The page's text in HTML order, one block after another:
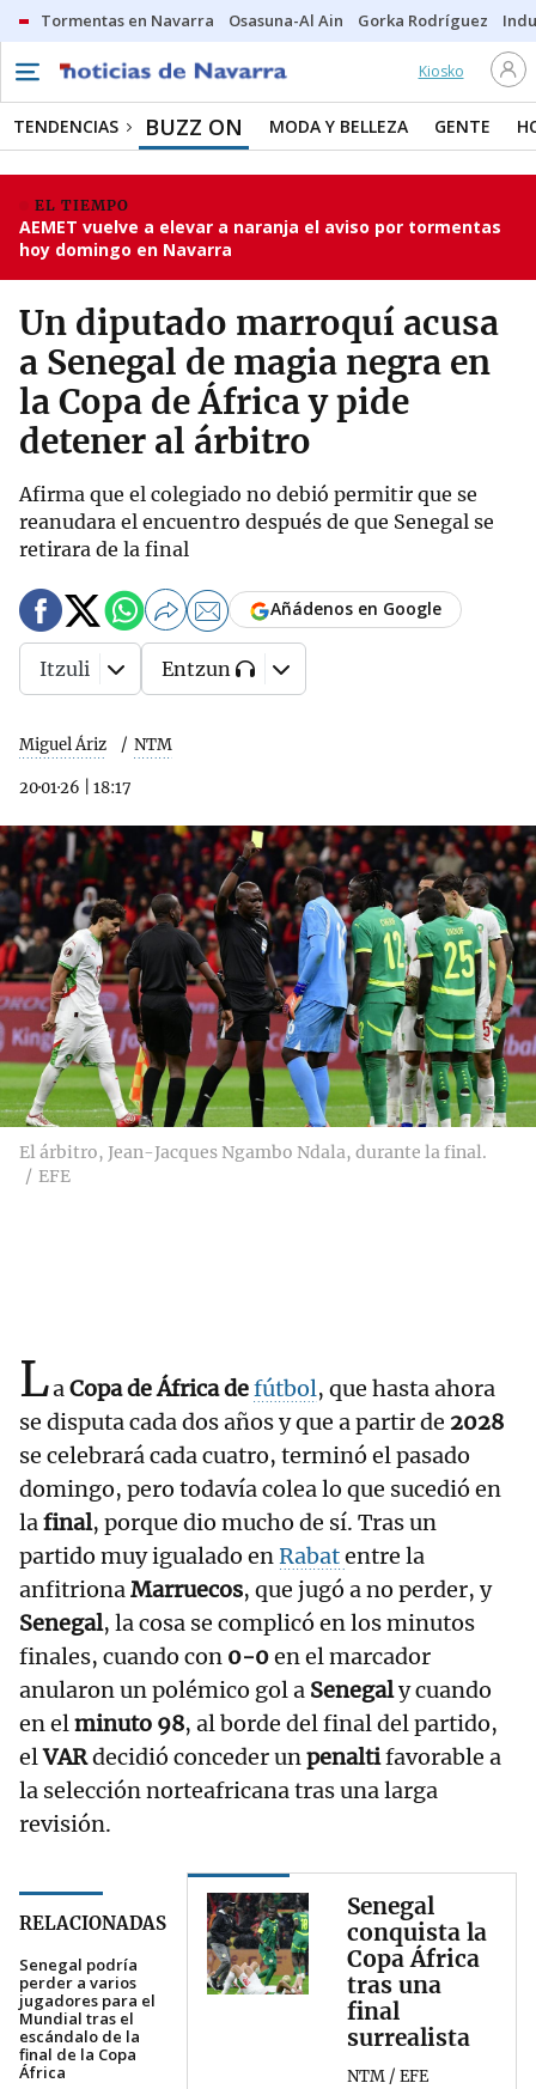
Tormentas en Navarra Osasuna-Al Ain Gorka Rodríguez
Kiosko
TENDENCIAS BUZZ ON MODA Y BELLEZA GENTE
EL TIEMPO
AEMET vuelve a elevar a naranja el aviso por tormentas
hoy domingo en Navarra
Un diputado marroquí acusa
a Senegal de magia negra en
la Copa de África y pide
detener al árbitro
Afirma que el colegiado no debió permitir que se
reanudara el encuentro después de que Senegal se
retirara de la final
Miguel Áriz NTM
20·01·26 18:17
Añádenos en Google
Itzuli Entzun
El árbitro, Jean-Jacques Ngambo Ndala, durante la final.
EFE
LaCopa de África defútbol, que hasta ahora
se disputa cada dos años y que a partir de 2028
se celebrará cada cuatro, terminó el pasado
domingo, pero todavía colea lo que sucedió en
lafinal, porque dio mucho de sí. Tras un
partido muy igualado enRabatentre la
anfitrionaMarruecos, que jugó a no perder, y
Senegal, la cosa se complicó en los minutos
finales, cuando con 0-0en el marcador
anularon un polémico gol a Senegaly cuando
en elminuto 98, al borde del final del partido,
elVARdecidió conceder unpenaltifavorable a
la selección norteafricana tras una larga
revisión.
RELACIONADAS
Senegal podría
perder a varios
jugadores para el
Mundial tras el
escándalo de la
final de la Copa
África
Senegal
conquista la
Copa África
tras una
final
surrealista
NTM / EFE